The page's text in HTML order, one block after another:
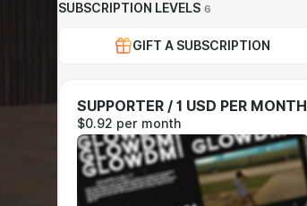
SUBSCRIPTION LEVELS 6
GIFT A SUBSCRIPTION
SUPPORTER / 1 USD PER MONTH
$0.92 per month